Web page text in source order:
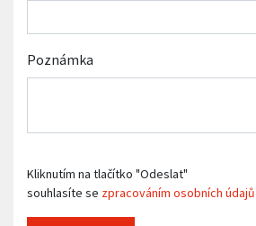
Poznámka
Kliknutím na tlačítko "Odeslat"
souhlasíte se zpracováním osobních údajů